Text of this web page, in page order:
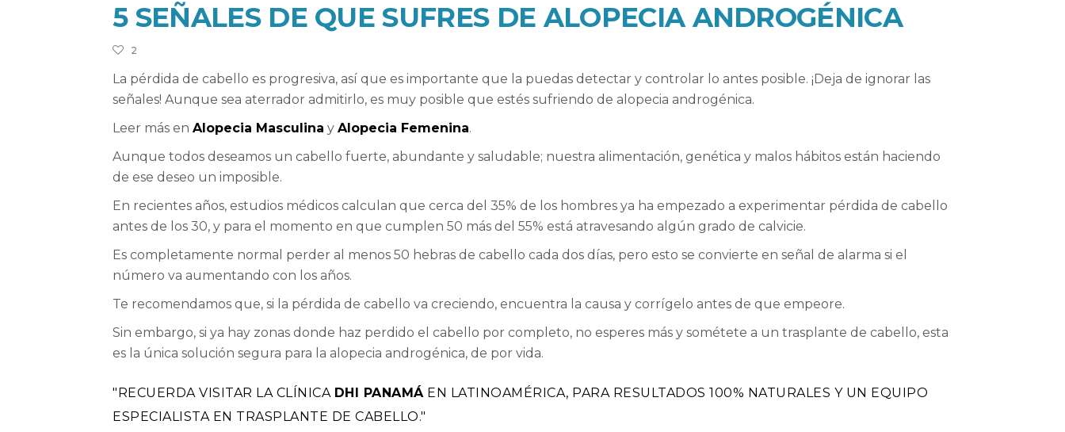
5 SEÑALES DE QUE SUFRES DE ALOPECIA ANDROGÉNICA
2
La pérdida de cabello es progresiva, así que es importante que la puedas detectar y controlar lo antes posible. ¡Deja de ignorar las
señales! Aunque sea aterrador admitirlo, es muy posible que estés sufriendo de alopecia androgénica.
Leer más en Alopecia Masculina y Alopecia Femenina.
Aunque todos deseamos un cabello fuerte, abundante y saludable; nuestra alimentación, genética y malos hábitos están haciendo
de ese deseo un imposible.
En recientes años, estudios médicos calculan que cerca del 35% de los hombres ya ha empezado a experimentar pérdida de cabello
antes de los 30, y para el momento en que cumplen 50 más del 55% está atravesando algún grado de calvicie.
Es completamente normal perder al menos 50 hebras de cabello cada dos días, pero esto se convierte en señal de alarma si el
número va aumentando con los años.
Te recomendamos que, si la pérdida de cabello va creciendo, encuentra la causa y corrígelo antes de que empeore.
Sin embargo, si ya hay zonas donde haz perdido el cabello por completo, no esperes más y sométete a un trasplante de cabello, esta
es la única solución segura para la alopecia androgénica, de por vida.
RECUERDA VISITAR LA CLÍNICA DHI PANAMÁEN LATINOAMÉRICA, PARA RESULTADOS 100% NATURALES Y UN EQUIPO
ESPECIALISTA EN TRASPLANTE DE CABELLO.